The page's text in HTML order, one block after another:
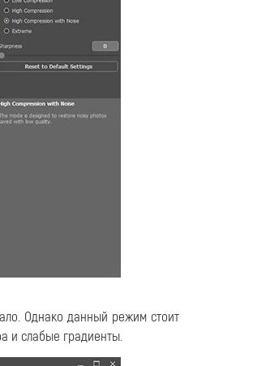
Однако данный режим стоит
и слабые градиенты.